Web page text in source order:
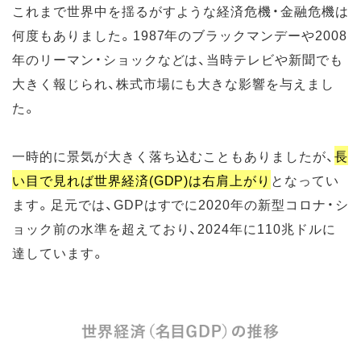
これまで世界中を揺るがすような経済危機・金融危機は
何度もありました。1987年のブラックマンデーや2008
年のリーマン・ショックなどは、当時テレビや新聞でも
大きく報じられ、株式市場にも大きな影響を与えまし
た。
一時的に景気が大きく落ち込むこともありましたが、長
い目で見れば世界経済(GDP)は右肩上がり となってい
ます。足元では、GDPはすでに2020年の新型コロナ・シ
ョック前の水準を超えており、2024年に110兆ドルに
達しています。